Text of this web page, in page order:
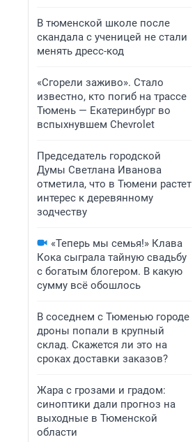
В тюменской школе после
скандала с ученицей не стали
менять дресс-код
«Сгорели заживо». Стало
известно, кто погиб на трассе
Тюмень — Екатеринбург во
вспыхнувшем Chevrolet
Председатель городской
Думы Светлана Иванова
отметила, что в Тюмени растет
интерес к деревянному
зодчеству
«Теперь мы семья!» Клава
Кока сыграла тайную свадьбу
с богатым блогером. В какую
сумму всё обошлось
В соседнем с Тюменью городе
дроны попали в крупный
склад. Скажется ли это на
сроках доставки заказов?
Жара с грозами и градом:
синоптики дали прогноз на
выходные в Тюменской
области